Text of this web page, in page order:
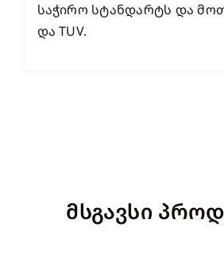
საჭირო სტანდარტს და
და TUV.
მსგავსი